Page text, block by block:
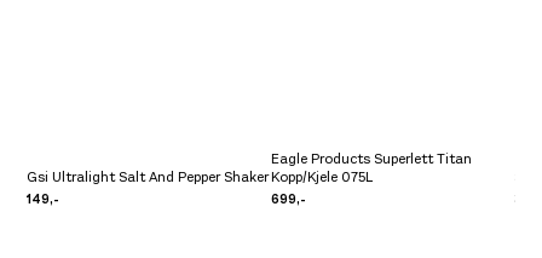
Gsi Ultralight Salt And Pepper Shaker
149,-
Eagle Products Superlett Titan
Kopp/Kjele 075L
699,-